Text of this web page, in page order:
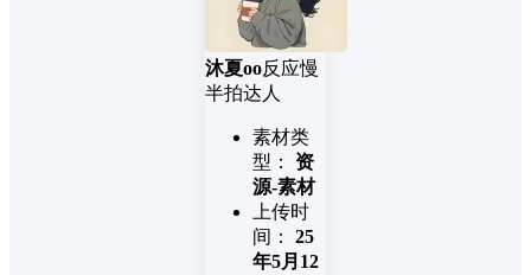
沐夏oo反应慢
半拍达人
素材类
型：
资
源-素材
上传时
间：
25
年5月12